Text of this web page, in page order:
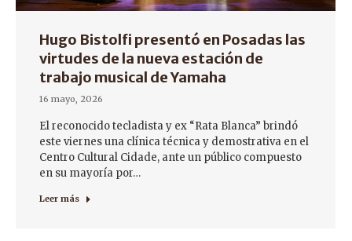
Hugo Bistolfi presentó en Posadas las
virtudes de la nueva estación de
trabajo musical de Yamaha
16 mayo, 2026
El reconocido tecladista y ex “Rata Blanca” brindó
este viernes una clínica técnica y demostrativa en el
Centro Cultural Cidade, ante un público compuesto
en su mayoría por…
Leer más